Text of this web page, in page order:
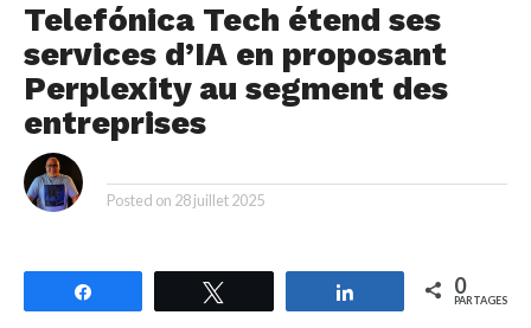
Telefónica Tech étend ses
services d’IA en proposant
Perplexity au segment des
entreprises
Posted on 28 juillet 2025
Partagez 0
PARTAGES